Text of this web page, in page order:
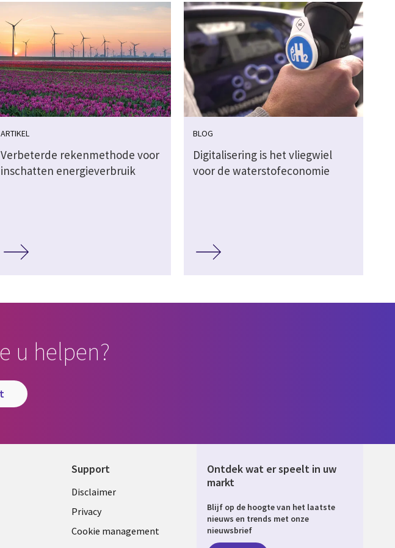
ARTIKEL
Verbeterde rekenmethode voor
inschatten energieverbruik
BLOG
Digitalisering is het vliegwiel
voor de waterstofeconomie
u helpen?
Support
Legal
NETHERLANDS
Disclaimer
Privacy
Cookie management
Ontdek wat er speelt in uw
markt
Blijf op de hoogte van het laatste
nieuws en trends met onze
nieuwsbrief